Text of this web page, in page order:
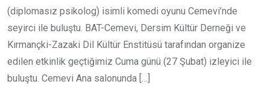
(diplomasız psikolog) isimli komedi oyunu Cemevi’nde
seyirci ile buluştu. BAT-Cemevi, Dersim Kültür Derneği ve
Kırmançki-Zazaki Dil Kültür Enstitüsü tarafından organize
edilen etkinlik geçtiğimiz Cuma günü (27 Şubat) izleyici ile
buluştu. Cemevi Ana salonunda […]